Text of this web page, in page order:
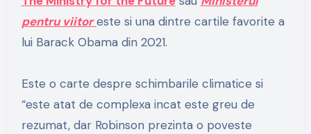
pentru viitor este si una dintre cartile favorite a
lui Barack Obama din 2021.
Este o carte despre schimbarile climatice si
“este atat de complexa incat este greu de
rezumat, dar Robinson prezinta o poveste